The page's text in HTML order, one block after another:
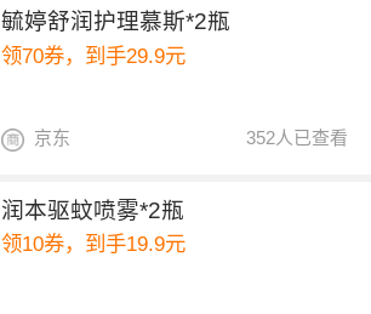
毓婷舒润护理慕斯*2瓶
领70券，到手29.9元
352人已查看
京东
润本驱蚊喷雾*2瓶
领10券，到手19.9元